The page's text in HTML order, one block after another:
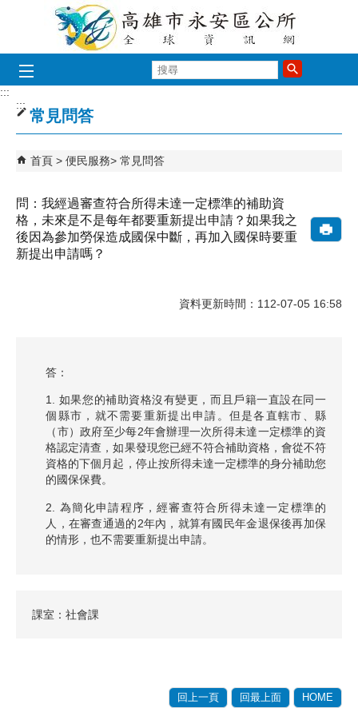
跳到主要內容區塊
尋
:::
:::
常見問答
首頁 便民服務 常見問答
問：我經過審查符合所得未達一定標準的補助資
格，未來是不是每年都要重新提出申請？如果我之
後因為參加勞保造成國保中斷，再加入國保時要重
新提出申請嗎？
資料更新時間：112-07-05 16:58
答：
1. 如果您的補助資格沒有變更，而且戶籍一直設在同一
個縣市，就不需要重新提出申請。但是各直轄市、縣
（市）政府至少每2年會辦理一次所得未達一定標準的資
格認定清查，如果發現您已經不符合補助資格，會從不符
資格的下個月起，停止按所得未達一定標準的身分補助您
的國保保費。
2. 為簡化申請程序，經審查符合所得未達一定標準的
人，在審查通過的2年內，就算有國民年金退保後再加保
的情形，也不需要重新提出申請。
課室：社會課
回上一頁 回最上面 HOME